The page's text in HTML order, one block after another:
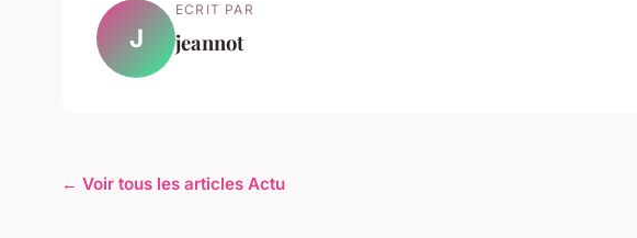
J
ECRIT PAR
jeannot
← Voir tous les articles Actu